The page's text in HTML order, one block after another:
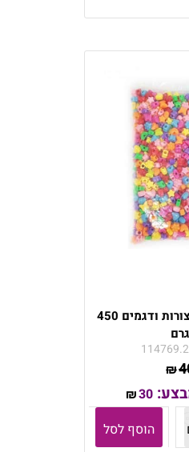
חרוזים במגוון צורות ודגמים 450
גרם
114769.2
₪
₪30
הוסף לסל